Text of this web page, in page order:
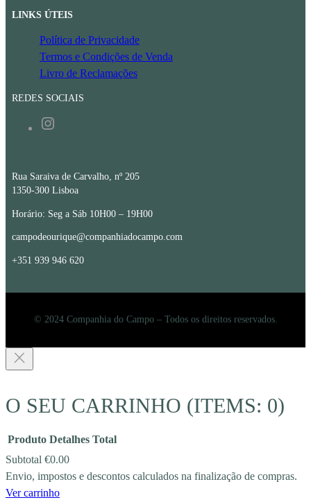
LINKS ÚTEIS
Política de Privacidade
Termos e Condições de Venda
Livro de Reclamações
REDES SOCIAIS
Rua Saraiva de Carvalho, nº 205
1350-300 Lisboa
Horário: Seg a Sáb 10H00 – 19H00
campodeourique@companhiadocampo.com
+351 939 946 620
© 2024 Companhia do Campo – Todos os direitos reservados.
O SEU CARRINHO (ITEMS: 0)
PRODUCTS
Produto Detalhes Total
Subtotal €0.00
Envio, impostos e descontos calculados na finalização de compras.
Ver carrinho